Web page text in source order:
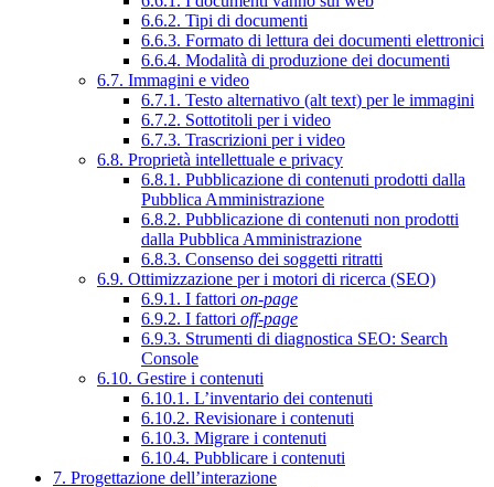
6.6.2. Tipi di documenti
6.6.3. Formato di lettura dei documenti elettronici
6.6.4. Modalità di produzione dei documenti
6.7. Immagini e video
6.7.1. Testo alternativo (alt text) per le immagini
6.7.2. Sottotitoli per i video
6.7.3. Trascrizioni per i video
6.8. Proprietà intellettuale e privacy
6.8.1. Pubblicazione di contenuti prodotti dalla
Pubblica Amministrazione
6.8.2. Pubblicazione di contenuti non prodotti
dalla Pubblica Amministrazione
6.8.3. Consenso dei soggetti ritratti
6.9. Ottimizzazione per i motori di ricerca (SEO)
6.9.1. I fattori on-page
6.9.2. I fattori off-page
6.9.3. Strumenti di diagnostica SEO: Search
Console
6.10. Gestire i contenuti
6.10.1. L’inventario dei contenuti
6.10.2. Revisionare i contenuti
6.10.3. Migrare i contenuti
6.10.4. Pubblicare i contenuti
7. Progettazione dell’interazione